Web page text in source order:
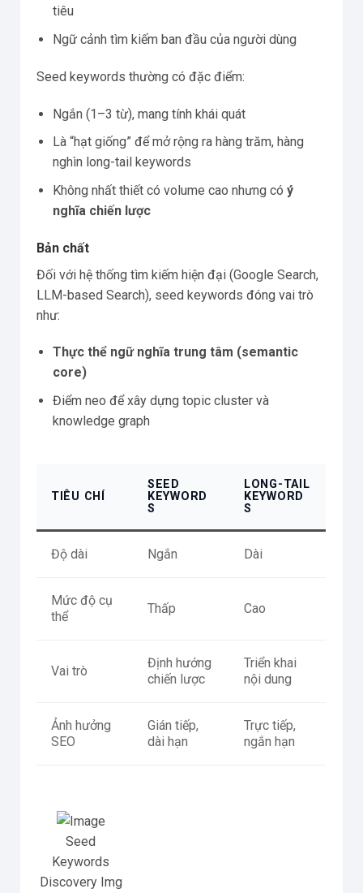
tiêu
Ngữ cảnh tìm kiếm ban đầu của người dùng
Seed keywords thường có đặc điểm:
Ngắn (1–3 từ), mang tính khái quát
Là “hạt giống” để mở rộng ra hàng trăm, hàng
nghìn long-tail keywords
Không nhất thiết có volume cao nhưng có ý
nghĩa chiến lược
Bản chất
Đối với hệ thống tìm kiếm hiện đại (Google Search,
LLM-based Search), seed keywords đóng vai trò
như:
Thực thể ngữ nghĩa trung tâm (semantic
core)
Điểm neo để xây dựng topic cluster và
knowledge graph
TIÊU CHÍ
SEED
KEYWORD
S
LONG-TAIL
KEYWORD
S
Độ dài Ngắn Dài
Mức độ cụ
thể
Thấp Cao
Vai trò
Định hướng
chiến lược
Triển khai
nội dung
Ảnh hưởng
SEO
Gián tiếp,
dài hạn
Trực tiếp,
ngắn hạn
Seed
Keywords
Discovery Img